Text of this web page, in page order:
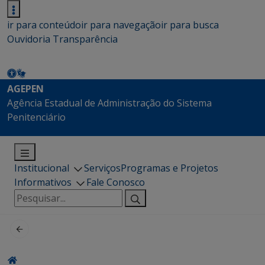
ir para conteúdoir para navegaçãoir para busca
Ouvidoria Transparência
AGEPEN
Agência Estadual de Administração do Sistema
Penitenciário
Institucional ServiçosProgramas e Projetos
Informativos
Fale Conosco
Pesquisar
por: